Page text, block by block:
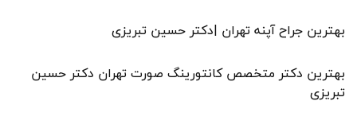
بهترین جراح آپنه تهران |دکتر حسین تبریزی
بهترین دکتر متخصص کانتورینگ صورت تهران دکتر حسین
تبریزی